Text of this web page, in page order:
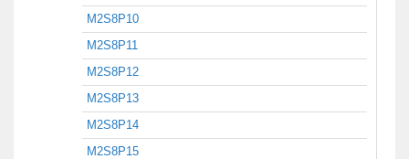
M2S8P10
M2S8P11
M2S8P12
M2S8P13
M2S8P14
M2S8P15